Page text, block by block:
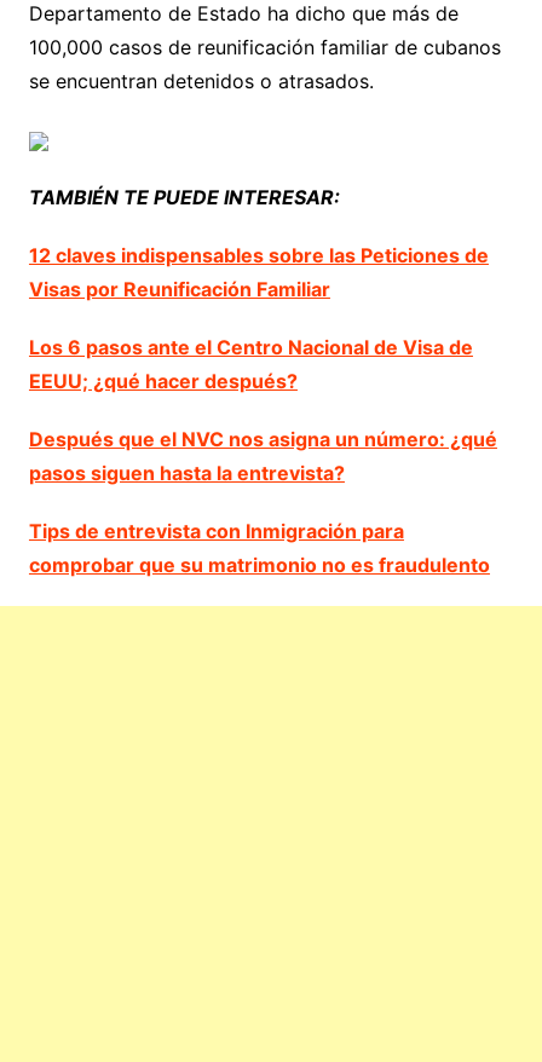
Departamento de Estado ha dicho que más de
100,000 casos de reunificación familiar de cubanos
se encuentran detenidos o atrasados.
TAMBIÉN TE PUEDE INTERESAR:
12 claves indispensables sobre las Peticiones de
Visas por Reunificación Familiar
Los 6 pasos ante el Centro Nacional de Visa de
EEUU; ¿qué hacer después?
Después que el NVC nos asigna un número: ¿qué
pasos siguen hasta la entrevista?
Tips de entrevista con Inmigración para
comprobar que su matrimonio no es fraudulento